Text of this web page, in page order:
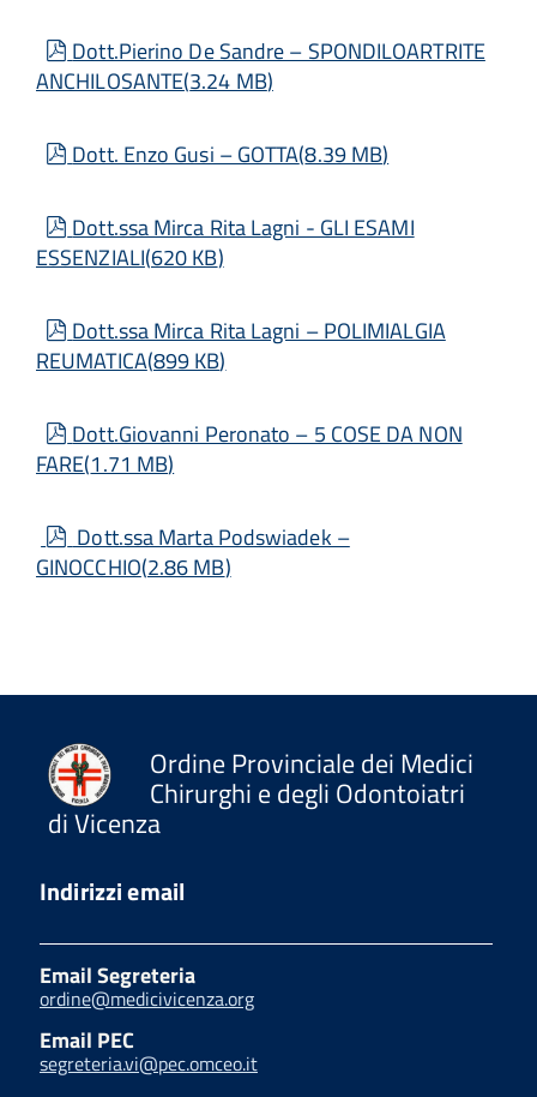
pdf
Dott.Pierino De Sandre – SPONDILOARTRITE
ANCHILOSANTE(3.24 MB)
pdf
Dott. Enzo Gusi – GOTTA(8.39 MB)
pdf
Dott.ssa Mirca Rita Lagni - GLI ESAMI
ESSENZIALI(620 KB)
pdf
Dott.ssa Mirca Rita Lagni – POLIMIALGIA
REUMATICA(899 KB)
pdf
Dott.Giovanni Peronato – 5 COSE DA NON
FARE(1.71 MB)
pdf
Dott.ssa Marta Podswiadek –
GINOCCHIO(2.86 MB)
Ordine Provinciale dei Medici
Chirurghi e degli Odontoiatri
di Vicenza
Indirizzi email
Email Segreteria
ordine@medicivicenza.org
Email PEC
segreteria.vi@pec.omceo.it